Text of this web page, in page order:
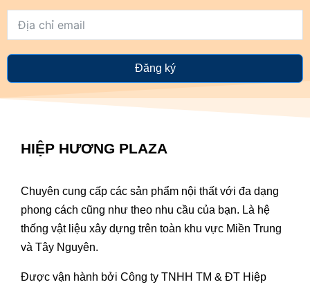
Đăng ký
HIỆP HƯƠNG PLAZA
Chuyên cung cấp các sản phẩm nội thất với đa dạng
phong cách cũng như theo nhu cầu của bạn. Là hệ
thống vật liệu xây dựng trên toàn khu vực Miền Trung
và Tây Nguyên.
Được vận hành bởi Công ty TNHH TM & ĐT Hiệp